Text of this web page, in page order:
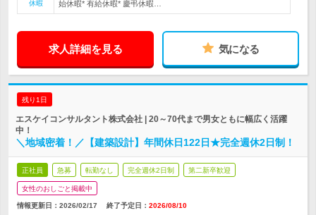
休暇
始休暇* 有給休暇* 慶弔休暇…
求人詳細を見る 気になる
残り1日
エスケイコンサルタント株式会社 | 20～70代まで男女ともに幅広く活躍
中！
＼地域密着！／【建築設計】年間休日122日★完全週休2日制！
正社員 急募 転勤なし 完全週休2日制 第二新卒歓迎
女性のおしごと掲載中
情報更新日：2026/02/17 終了予定日： 2026/08/10